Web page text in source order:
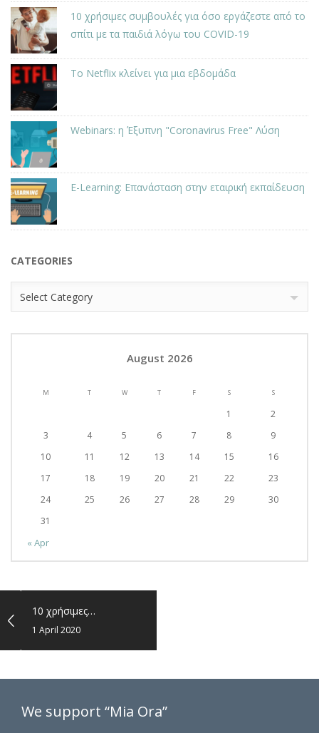
10 χρήσιμες συμβουλές για όσο εργάζεστε από το
σπίτι με τα παιδιά λόγω του COVID-19
Το Netflix κλείνει για μια εβδομάδα
Webinars: η Έξυπνη "Coronavirus Free" Λύση
E-Learning: Eπανάσταση στην εταιρική εκπαίδευση
CATEGORIES
Categories
Select Category
August 2026
M T W T F S S
« Apr
1
2
3
4 5 6 7 8
9
10
11 12 13 14 15
16
17
18 19 20 21 22
23
24
25 26 27 28 29
30
31
10 χρήσιμες…
1 April 2020
We support “Mia Ora”